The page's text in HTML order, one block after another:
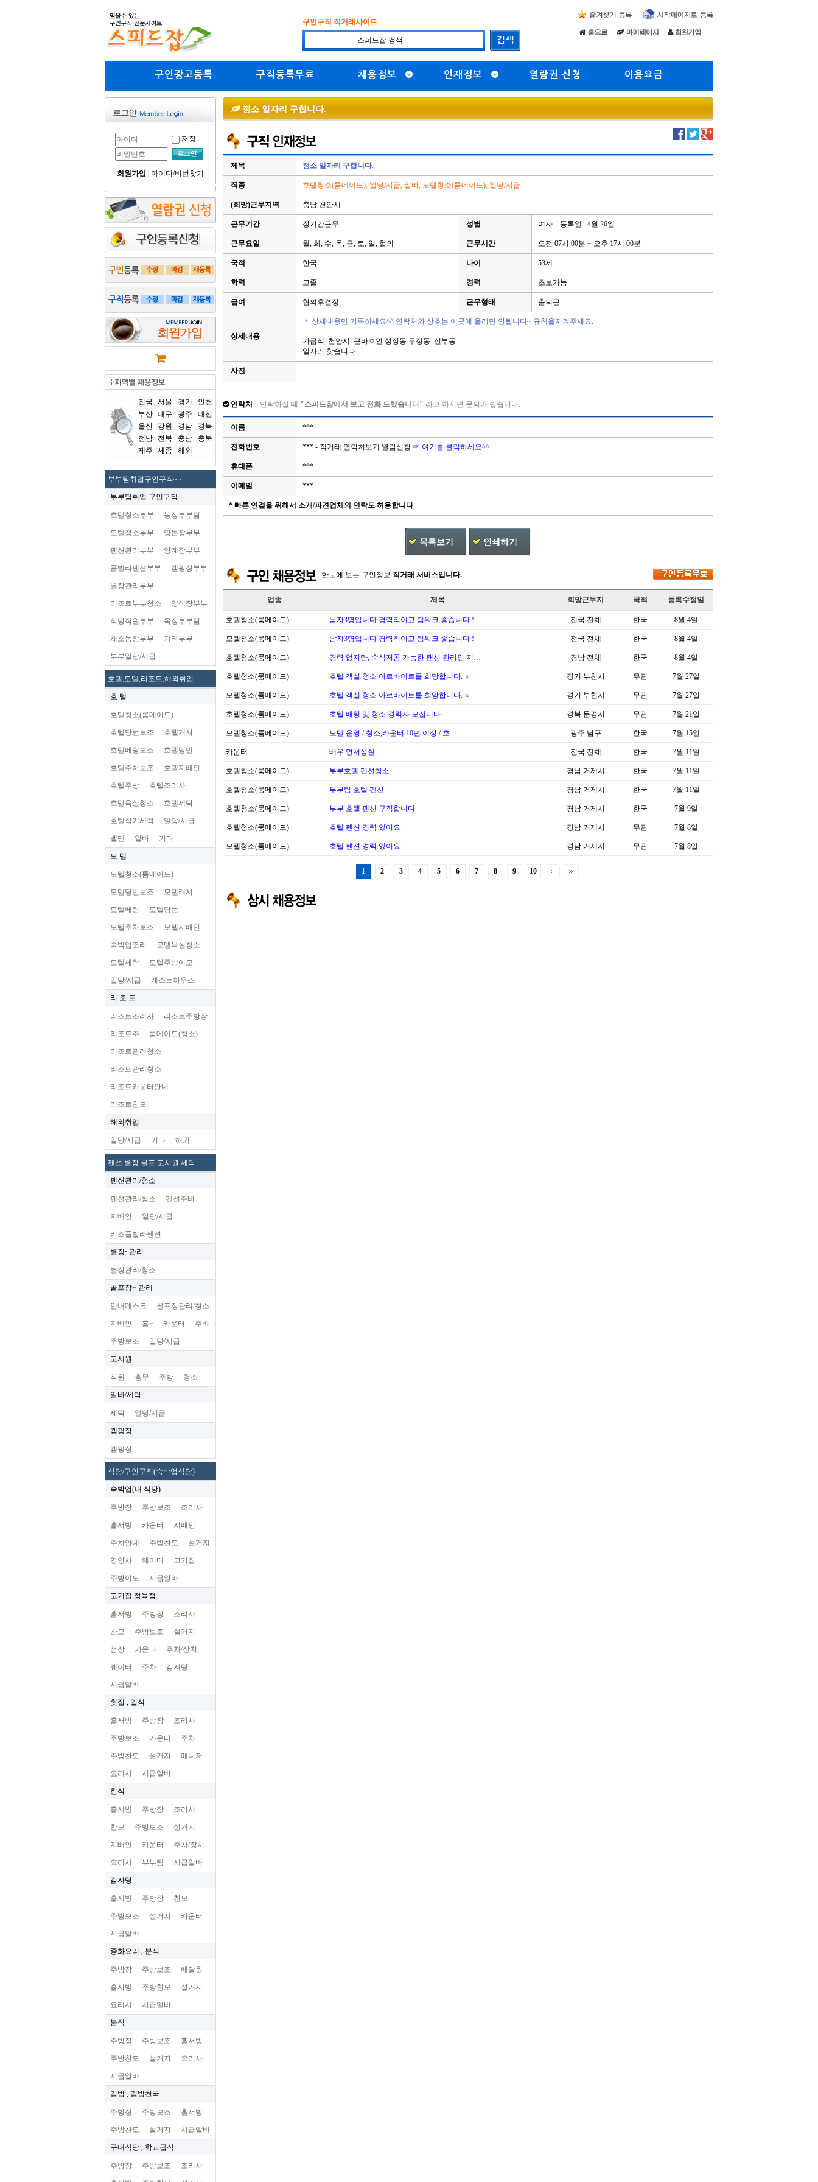
구인구직 직거래사이트
구인광고등록 구직등록무료 채용정보 인재정보 열람권 신청 이용요금
저장
회원가입 아이디/비번찾기
전국 서울 경기
인천
부산 대구 광주
대전
울산
강원 경남
경북
전남
전북 충남
충북
제주
세종 해외
부부팀취업구인구직~~
부부팀취업 구인구직
호텔청소부부 농장부부팀
모텔청소부부 양돈장부부
펜션관리부부 양계장부부
플빌라펜션부부 캠핑장부부
별장관리부부
리조트부부청소 양식장부부
식당직원부부 목장부부팀
채소농장부부 기타부부
부부일당/시급
호텔,모텔,리조트,해외취업
호 텔
호텔청소(룸메이드)
호텔당번보조 호텔캐셔
호텔베팅보조 호텔당번
호텔주차보조 호텔지배인
호텔주방 호텔조리사
호텔욕실청소 호텔세탁
호텔식기세척 일당/시급
벨맨 알바 기타
모 텔
모텔청소(룸메이드)
모텔당번보조 모텔캐셔
모텔베팅 모텔당번
모텔주차보조 모텔지배인
숙박업조리 모텔욕실청소
모텔세탁 모텔주방이모
일당/시급 게스트하우스
리 조 트
리조트조리사 리조트주방장
리조트주 룸메이드(청소)
리조트관리청소
리조트관리청소
리조트카운터안내
리조트찬모
해외취업
일당/시급 기타 해외
펜션 별장.골프.고시원 세탁
펜션관리/청소
펜션관리/청소 펜션주바
지배인 일당/시급
키즈풀빌라펜션
별장~관리
별장관리/청소
골프장~ 관리
안내데스크 골프장관리/청소
지배인 홀~ 카운터 주바
주방보조 일당/시급
고시원
직원 총무 주방 청소
알바/세탁
세탁 일당/시급
캠핑장
캠핑장
식당/구인구직(숙박업식당)
숙박업(내 식당)
주방장 주방보조 조리사
홀서빙 카운터 지배인
주차안내 주방찬모 설거지
영양사 웨이터 고기집
주방이모 시급알바
고기집,정육점
홀서빙 주방장 조리사
찬모 주방보조 설거지
점장 카운타 주차/장치
웨이터 주차 감자탕
시급알바
횟집 , 일식
홀서빙 주방장 조리사
주방보조 카운터 주차
주방찬모 설거지 매니저
요리사 시급알바
한식
홀서빙 주방장 조리사
찬모 주방보조 설거지
지배인 카운터 주차/장치
요리사 부부팀 시급알바
감자탕
홀서빙 주방장 찬모
주방보조 설거지 카운터
시급알바
중화요리 , 분식
주방장 주방보조 배달원
홀서빙 주방찬모 설거지
요리사 시급알바
분식
주방장 주방보조 홀서빙
주방찬모 설거지 요리사
시급알바
김밥 , 김밥천국
주방장 주방보조 홀서빙
주방찬모 설거지 시급알바
구내식당 , 학교급식
주방장 주방보조 조리사
정소 일자리 구합니다.
제목 정소 일자리 구합니다.
직종 호텔청소(룸메이드), 일당/시급, 알바, 모텔청소(룸메이드), 일당/시급
(희망)근무지역 충남 천안시
근무기간 장기간근무 성별 여자 등록일 : 4월 26일
근무요일 월, 화, 수, 목, 금, 토, 일, 협의 근무시간 오전 07시 00분 ~ 오후 17시 00분
국적 한국 나이 53세
학력 고졸 경력 초보가능
급여 협의후결정 근무형태 출퇴근
상세내용
＊ 상세내용만 기록하세요^^ 연락처와 상호는 이곳에 올리면 안됩니다~ 규칙을지켜주세요.
가급적 천안시 근바ㅇ인 성정동 두정동 신부동
일자리 찾습니다
사진
연락처 연락하실 때 "스피드잡에서 보고 전화 드렸습니다" 라고 하시면 문의가 쉽습니다.
이름 ***
전화번호 *** - 직거래 연락처보기 열람신청 ☞ 여기를 클릭하세요^^
휴대폰 ***
이메일 ***
* 빠른 연결을 위해서 소개/파견업체의 연락도 허용합니다
목록보기 인쇄하기
한눈에 보는 구인정보 직거래 서비스입니다.
업종 제목 희망근무지 국적 등록수정일
호텔청소(룸메이드) 남자3명입니다 경력직이고 팀워크 좋습니다 ! 전국 전체 한국 8월 4일
모텔청소(룸메이드) 남자3명입니다 경력직이고 팀워크 좋습니다 ! 전국 전체 한국 8월 4일
호텔청소(룸메이드) 경력 없지만, 숙식저공 가능한 팬션 관리인 지… 경남 전체 한국 8월 4일
호텔청소(룸메이드) 호텔 객실 청소 아르바이트를 희망합니다. ⭐ 경기 부천시 무관 7월 27일
모텔청소(룸메이드) 호텔 객실 청소 아르바이트를 희망합니다. ⭐ 경기 부천시 무관 7월 27일
호텔청소(룸메이드) 호텔 배팅 및 청소 경력자 모십니다 경북 문경시 무관 7월 21일
모텔청소(룸메이드) 모텔 운영 / 청소,카운터 10년 이상 / 호… 광주 남구 한국 7월 15일
카운터 배우 면서성실 전국 전체 한국 7월 11일
호텔청소(룸메이드) 부부호톌 펜션청소 경남 거제시 한국 7월 11일
호텔청소(룸메이드) 부부팀 호텔 펜션 경남 거제시 한국 7월 11일
호텔청소(룸메이드) 부부 호텔 폔션 구직합니다 경남 거제시 한국 7월 9일
호텔청소(룸메이드) 호텔 펜션 경력 있어요 경남 거제시 무관 7월 8일
모텔청소(룸메이드) 호텔 펜션 경력 있어요 경남 거제시 무관 7월 8일
1 2 3 4 5 6 7 8 9 10